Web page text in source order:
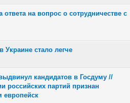
ответа на вопрос о сотрудничестве с
1 из 5
Украине стало легче
2.57 из 5
кандидатов в Госдуму //
российских партий признан
европейск
2 из 5